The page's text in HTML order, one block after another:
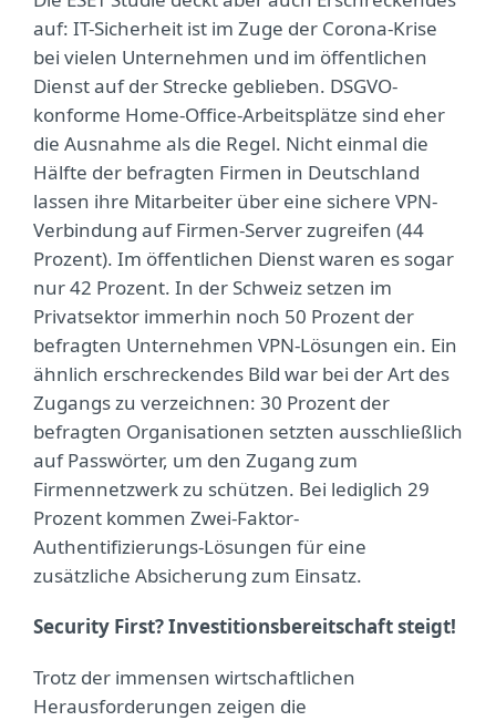
auf: IT-Sicherheit ist im Zuge der Corona-Krise
bei vielen Unternehmen und im öffentlichen
Dienst auf der Strecke geblieben. DSGVO-
konforme Home-Office-Arbeitsplätze sind eher
die Ausnahme als die Regel. Nicht einmal die
Hälfte der befragten Firmen in Deutschland
lassen ihre Mitarbeiter über eine sichere VPN-
Verbindung auf Firmen-Server zugreifen (44
Prozent). Im öffentlichen Dienst waren es sogar
nur 42 Prozent. In der Schweiz setzen im
Privatsektor immerhin noch 50 Prozent der
befragten Unternehmen VPN-Lösungen ein. Ein
ähnlich erschreckendes Bild war bei der Art des
Zugangs zu verzeichnen: 30 Prozent der
befragten Organisationen setzten ausschließlich
auf Passwörter, um den Zugang zum
Firmennetzwerk zu schützen. Bei lediglich 29
Prozent kommen Zwei-Faktor-
Authentifizierungs-Lösungen für eine
zusätzliche Absicherung zum Einsatz.
Security First? Investitionsbereitschaft steigt!
Trotz der immensen wirtschaftlichen
Herausforderungen zeigen die